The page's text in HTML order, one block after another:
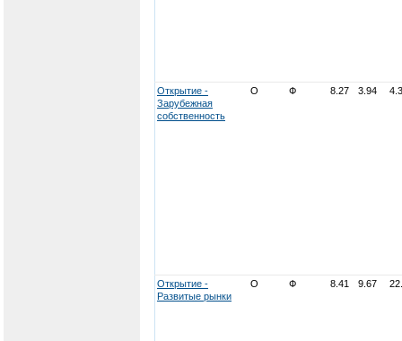
Открытие -
Зарубежная
собственность
О Ф 8.27 3.94
Открытие -
Развитые рынки
О Ф 8.41 9.67